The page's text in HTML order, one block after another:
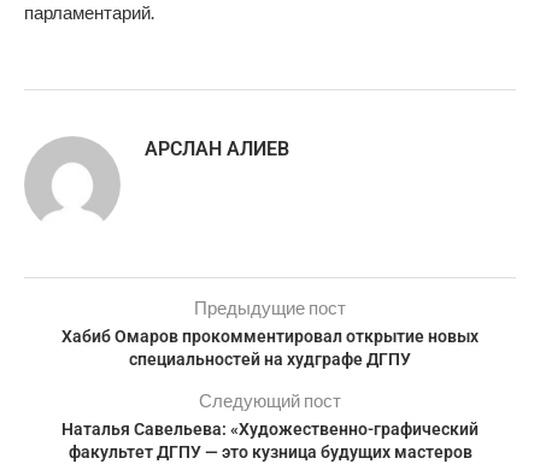
парламентарий.
АРСЛАН АЛИЕВ
Предыдущие пост
Хабиб Омаров прокомментировал открытие новых
специальностей на худграфе ДГПУ
Следующий пост
Наталья Савельева: «Художественно-графический
факультет ДГПУ — это кузница будущих мастеров